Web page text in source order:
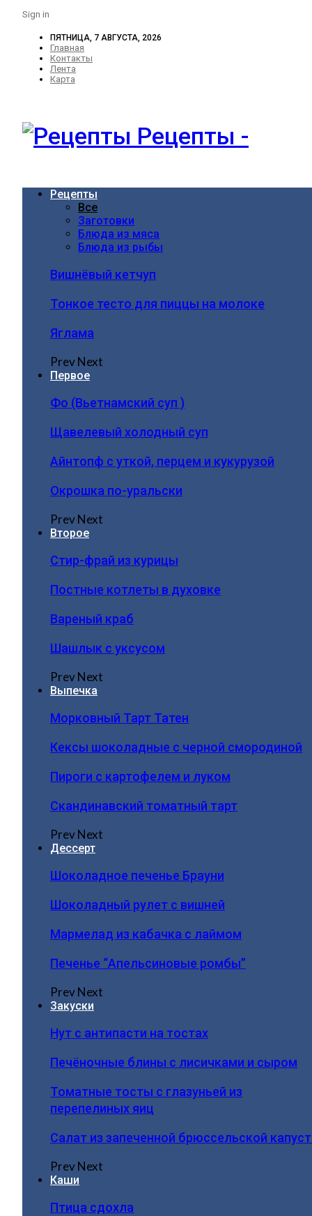
Sign in
ПЯТНИЦА, 7 АВГУСТА, 2026
Главная
Контакты
Лента
Карта
Рецепты -
Рецепты
Все
Заготовки
Блюда из мяса
Блюда из рыбы
Вишнёвый кетчуп
Тонкое тесто для пиццы на молоке
Яглама
PrevNext
Первое
Фо (Вьетнамский суп )
Щавелевый холодный суп
Айнтопф с уткой, перцем и кукурузой
Окрошка по-уральски
PrevNext
Второе
Стир-фрай из курицы
Постные котлеты в духовке
Вареный краб
Шашлык с уксусом
PrevNext
Выпечка
Морковный Тарт Татен
Кексы шоколадные с черной смородиной
Пироги c картофелем и луком
Скандинавский томатный тарт
PrevNext
Дессерт
Шоколадное печенье Брауни
Шоколадный рулет с вишней
Мармелад из кабачка с лаймом
Печенье “Апельсиновые ромбы”
PrevNext
Закуски
Нут с антипасти на тостах
Печёночные блины с лисичками и сыром
Томатные тосты с глазуньей из
перепелиных яиц
Салат из запеченной брюссельской
PrevNext
Каши
Птица сдохла